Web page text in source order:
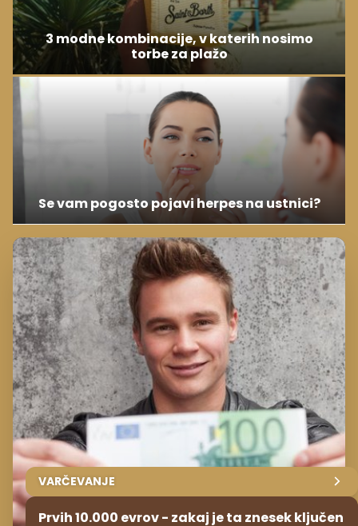
3 modne kombinacije, v katerih nosimo
torbe za plažo
Se vam pogosto pojavi herpes na ustnici?
VARČEVANJE
Prvih 10.000 evrov - zakaj je ta znesek ključen